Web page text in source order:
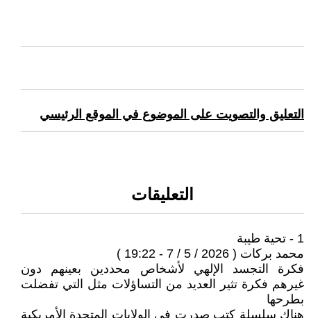
التعليق والتصويت على الموضوع في الموقع الرئيسي
التعليقات
1 - تحية طيبة
محمد بركات ( 2026 / 5 / 7 - 19:22 )
فكرة التجسد الإلهي لأشخاص محددين بعينهم دون
غيرهم فكرة تثير العديد من التساؤلات مثل التي تفضلت
بطرحها
هناك سلسلة كتب صدرت في الولايات المتحدة الأمريكية